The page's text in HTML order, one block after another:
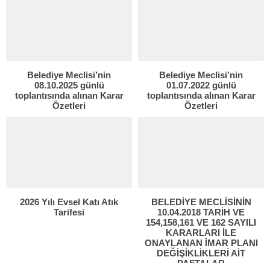
Belediye Meclisi’nin
08.10.2025 günlü
toplantısında alınan Karar
Özetleri
Belediye Meclisi’nin
01.07.2022 günlü
toplantısında alınan Karar
Özetleri
2026 Yılı Evsel Katı Atık
Tarifesi
BELEDİYE MECLİSİNİN
10.04.2018 TARİH VE
154,158,161 VE 162 SAYILI
KARARLARI İLE
ONAYLANAN İMAR PLANI
DEĞİŞİKLİKLERİ AİT